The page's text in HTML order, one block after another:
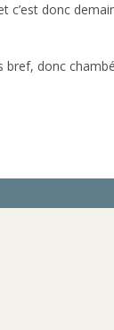
donc
bref, donc